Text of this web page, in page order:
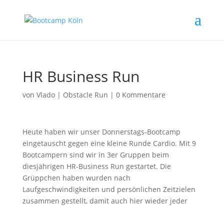
HR Business Run
von Vlado| Obstacle Run | 0 Kommentare
Heute haben wir unser Donnerstags-Bootcamp
eingetauscht gegen eine kleine Runde Cardio. Mit 9
Bootcampern sind wir in 3er Gruppen beim
diesjährigen HR-Business Run gestartet. Die
Grüppchen haben wurden nach
Laufgeschwindigkeiten und persönlichen Zeitzielen
zusammen gestellt, damit auch hier wieder jeder